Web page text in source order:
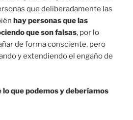
que deliberadamente las
hay personas que las
que son falsas, por lo
de forma consciente, pero
y extendiendo el engaño de
lo que podemos y deberíamos